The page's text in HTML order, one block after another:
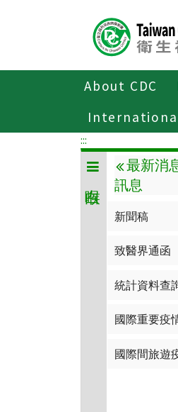
About CDC
傳
:::
最新消
訊息
新聞稿
致醫界通函
統計資料查
國際重要疫
國際間旅遊